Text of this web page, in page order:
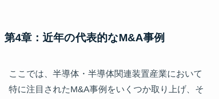
第4章：近年の代表的なM&A事例
ここでは、半導体・半導体関連装置産業において
特に注目されたM&A事例をいくつか取り上げ、そ